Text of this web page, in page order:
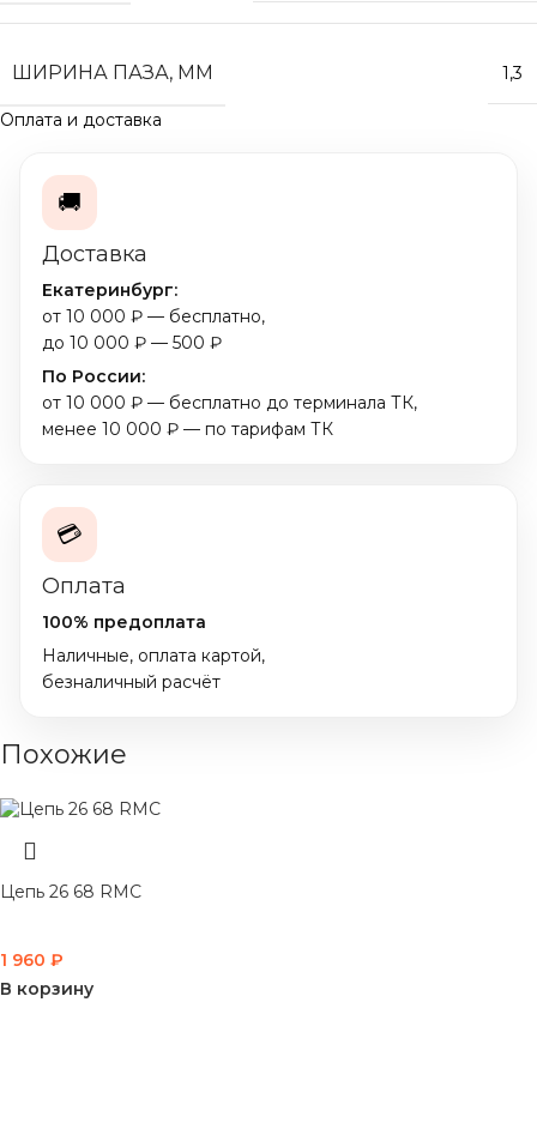
ШИРИНА ПАЗА, ММ 1,3
Оплата и доставка
🚚
Доставка
Екатеринбург:
от 10 000 ₽ — бесплатно,
до 10 000 ₽ — 500 ₽
По России:
от 10 000 ₽ — бесплатно до терминала ТК,
менее 10 000 ₽ — по тарифам ТК
💳
Оплата
100% предоплата
Наличные, оплата картой,
безналичный расчёт
Похожие
Цепь 26 68 RMC
1 960 ₽
В корзину